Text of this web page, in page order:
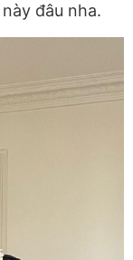
đâu nha.